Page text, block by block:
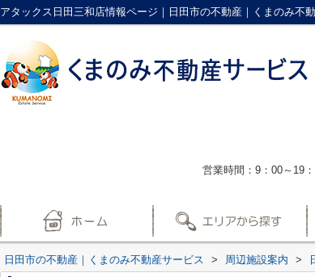
アタックス日田三和店情報ページ｜日田市の不動産｜くまのみ不
営業時間：9：00～19
日田市の不動産｜くまのみ不動産サービス > 周辺施設案内 >